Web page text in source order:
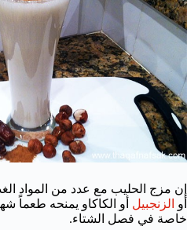
إن مزج الحليب مع عدد من المواد
أو الزنجبيل أو الكاكاو يمنحه طعماً
خاصة في فصل الشتاء.